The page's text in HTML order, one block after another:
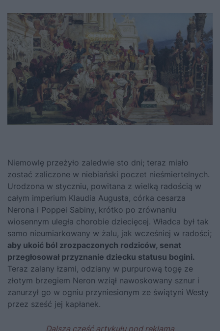
Niemowlę przeżyło zaledwie sto dni; teraz miało
zostać zaliczone w niebiański poczet nieśmiertelnych.
Urodzona w styczniu, powitana z wielką radością w
całym imperium Klaudia Augusta, córka cesarza
Nerona i Poppei Sabiny, krótko po zrównaniu
wiosennym uległa chorobie dziecięcej. Władca był tak
samo nieumiarkowany w żalu, jak wcześniej w radości;
aby ukoić ból zrozpaczonych rodziców, senat
przegłosował przyznanie dziecku statusu bogini.
Teraz zalany łzami, odziany w purpurową togę ze
złotym brzegiem Neron wziął nawoskowany sznur i
zanurzył go w ogniu przyniesionym ze świątyni Westy
przez sześć jej kapłanek.